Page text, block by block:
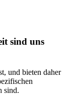
sind uns
und bieten daher
sind.